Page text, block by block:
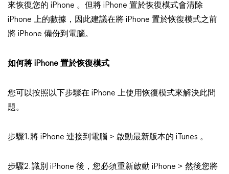
來恢復您的 iPhone 。但將 iPhone 置於恢復模式會清除
iPhone 上的數據，因此建議在將 iPhone 置於恢復模式之前
將 iPhone 備份到電腦。
如何將 iPhone 置於恢復模式
您可以按照以下步驟在 iPhone 上使用恢復模式來解決此問
題。
步驟1. 將 iPhone 連接到電腦 > 啟動最新版本的 iTunes 。
步驟2. 識別 iPhone 後，您必須重新啟動 iPhone > 然後您將